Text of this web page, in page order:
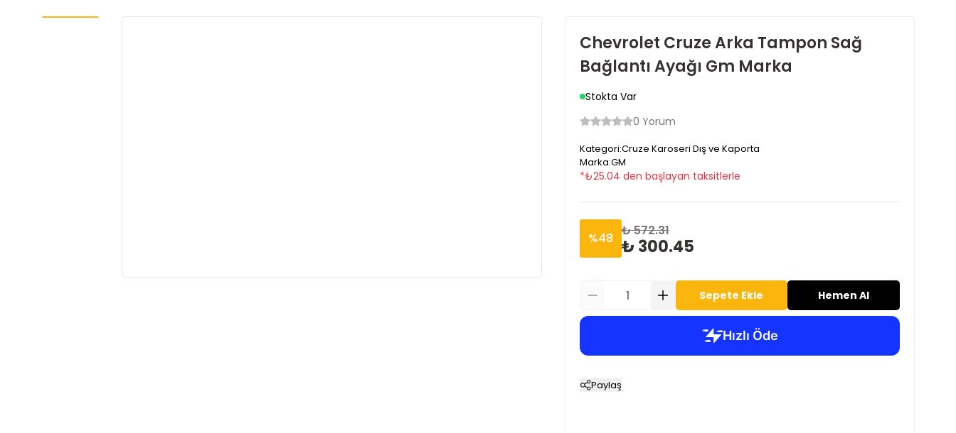
Chevrolet Cruze Arka Tampon Sağ
Bağlantı Ayağı Gm Marka
Stokta Var
0 Yorum
Kategori:Cruze Karoseri Dış ve Kaporta
Marka:GM
*₺25.04 den başlayan taksitlerle
%48 ₺ 572.31
₺ 300.45
Sepete Ekle Hemen Al
Paylaş